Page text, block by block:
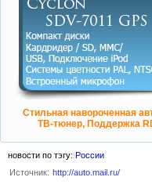
Стильная навороченная
ТВ-тюнер, Поддержка
новости по тэгу: России
Источник: http://auto.mail.ru/